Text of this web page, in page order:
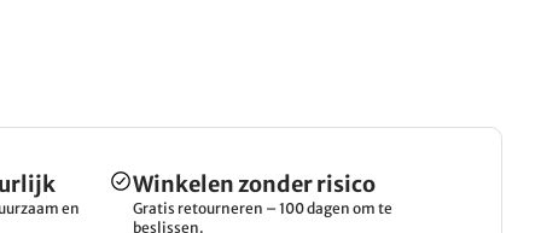
en
Winkelen zonder risico
Gratis retourneren – 100 dagen om te
beslissen.